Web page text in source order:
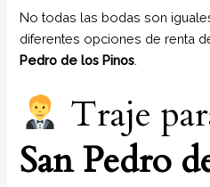
No todas las bodas son
diferentes opciones de renta
Pedro de los Pinos
Traje
San Pedro